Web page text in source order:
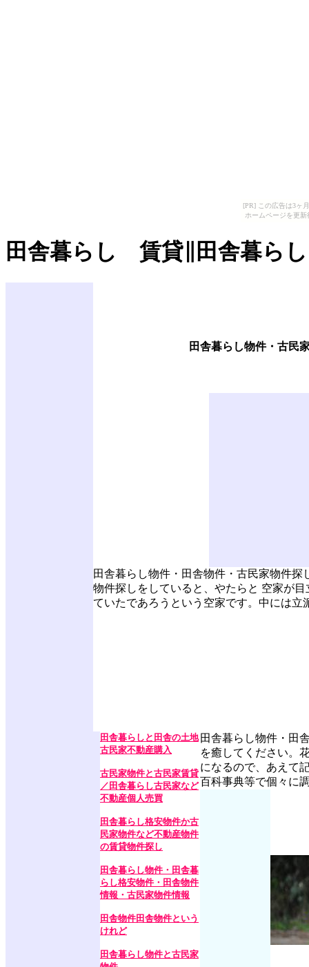
[PR] この広告は3ヶ
ホームページを更
田舎暮らし 賃貸∥田舎暮ら
田舎暮らし物件・古民
田舎暮らし物件・田舎物件・古民家物件
物件探しをしていると、やたらと 空家が
ていたであろうという空家です。中には立
田舎暮らしと田舎の土地
古民家不動産購入
古民家物件と古民家賃貸
／田舎暮らし古民家など
不動産個人売買
田舎暮らし格安物件か古
民家物件など不動産物件
の賃貸物件探し
田舎暮らし物件・田舎暮
らし格安物件・田舎物件
情報・古民家物件情報
田舎物件田舎物件という
けれど
田舎暮らし物件と古民家
田舎暮らし物件・田
を癒してください。
になるので、あえて
百科事典等で個々に